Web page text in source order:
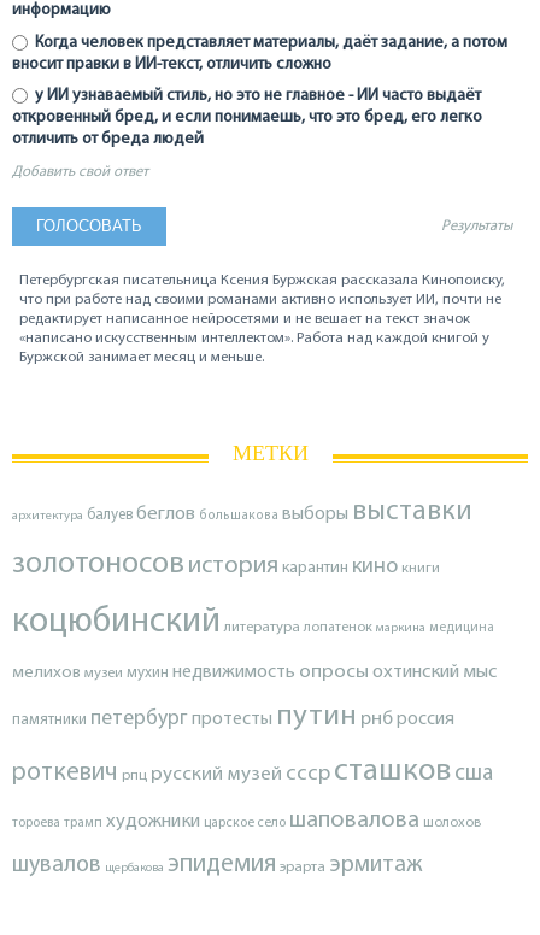
информацию
Когда человек представляет материалы, даёт задание, а потом
вносит правки в ИИ-текст, отличить сложно
у ИИ узнаваемый стиль, но это не главное - ИИ часто выдаёт
откровенный бред, и если понимаешь, что это бред, его легко
отличить от бреда людей
Добавить свой ответ
Результаты
Петербургская писательница Ксения Буржская рассказала Кинопоиску,
что при работе над своими романами активно использует ИИ, почти не
редактирует написанное нейросетями и не вешает на текст значок
«написано искусственным интеллектом». Работа над каждой книгой у
Буржской занимает месяц и меньше.
МЕТКИ
архитектура балуев беглов большакова выборы выставки
золотоносов история карантин кино книги
коцюбинский литература лопатенок маркина медицина
мелихов музеи мухин недвижимость опросы охтинский мыс
памятники петербургпротесты путин рнброссия
роткевич рпц русский музей ссср сташков сша
тороева трамп художники царское село шаповалова шолохов
шувалов щербакова эпидемия эрарта эрмитаж